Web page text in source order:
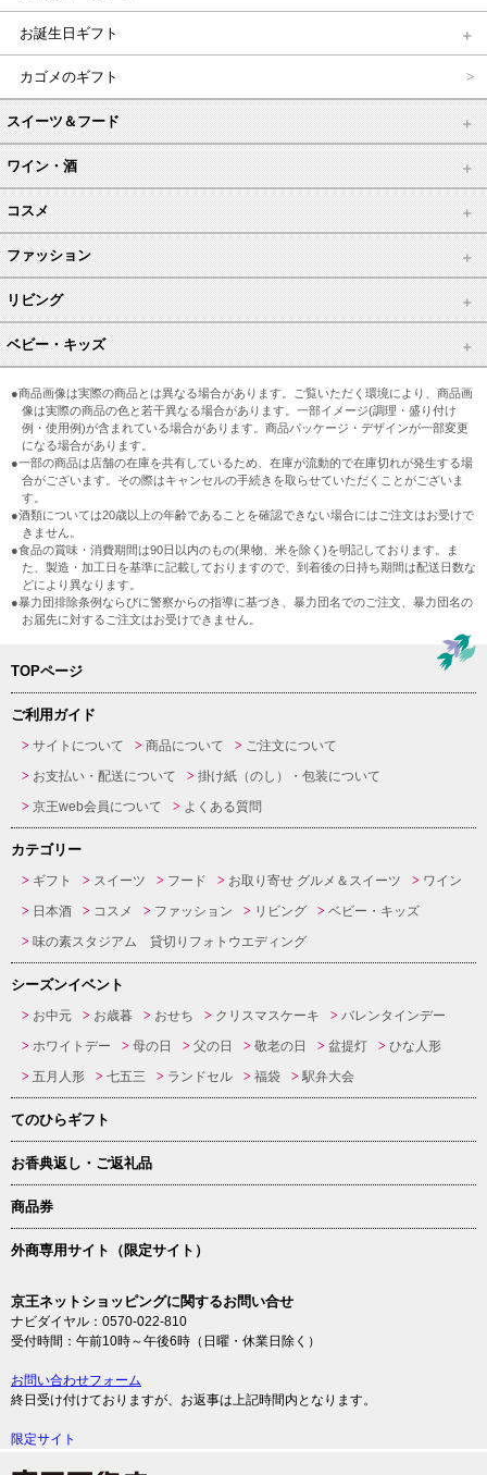
お誕生日ギフト
カゴメのギフト
スイーツ＆フード
ワイン・酒
コスメ
ファッション
リビング
ベビー・キッズ
●商品画像は実際の商品とは異なる場合があります。ご覧いただく環境により、商品画
像は実際の商品の色と若干異なる場合があります。一部イメージ(調理・盛り付け
例・使用例)が含まれている場合があります。商品パッケージ・デザインが一部変更
になる場合があります。
●一部の商品は店舗の在庫を共有しているため、在庫が流動的で在庫切れが発生する場
合がございます。その際はキャンセルの手続きを取らせていただくことがございま
す。
●酒類については20歳以上の年齢であることを確認できない場合にはご注文はお受けで
きません。
●食品の賞味・消費期間は90日以内のもの(果物、米を除く)を明記しております。ま
た、製造・加工日を基準に記載しておりますので、到着後の日持ち期間は配送日数な
どにより異なります。
●暴力団排除条例ならびに警察からの指導に基づき、暴力団名でのご注文、暴力団名の
お届先に対するご注文はお受けできません。
TOPページ
ご利用ガイド
サイトについて 商品について
ご注文について
お支払い・配送について
掛け紙（のし）・包装について
京王web会員について
よくある質問
カテゴリー
ギフト スイーツ フード お取り寄せ グルメ＆スイーツ
ワイン
日本酒
コスメ ファッション リビング
ベビー・キッズ
味の素スタジアム 貸切りフォトウエディング
シーズンイベント
お中元 お歳暮 おせち クリスマスケーキ
バレンタインデー
ホワイトデー
母の日 父の日 敬老の日 盆提灯
ひな人形
五月人形
七五三 ランドセル 福袋 駅弁大会
てのひらギフト
お香典返し・ご返礼品
商品券
外商専用サイト（限定サイト）
京王ネットショッピングに関するお問い合せ
ナビダイヤル：0570-022-810
受付時間：午前10時～午後6時（日曜・休業日除く）
お問い合わせフォーム
終日受け付けておりますが、お返事は上記時間内となります。
限定サイト